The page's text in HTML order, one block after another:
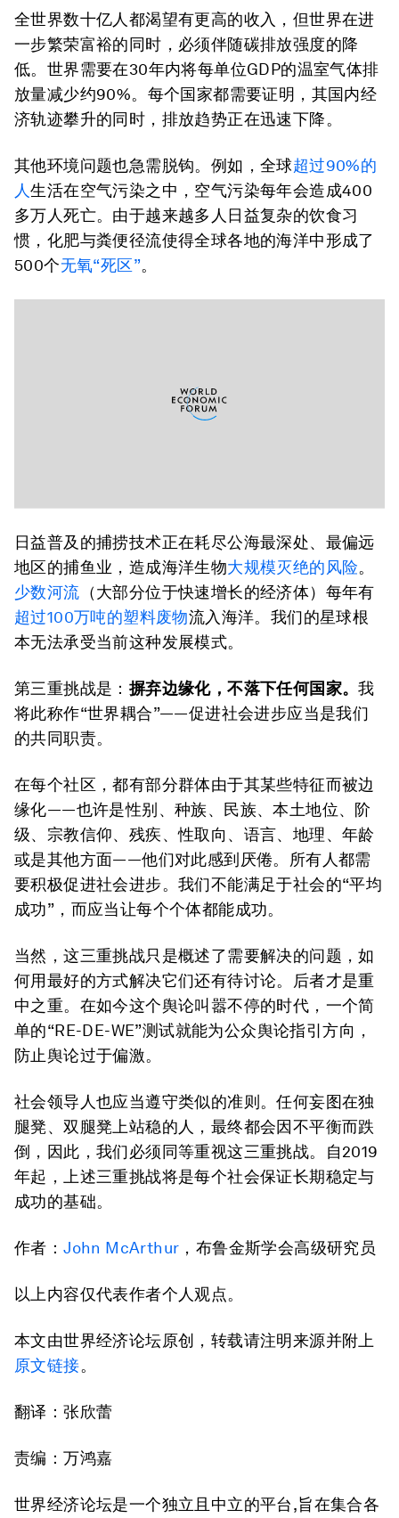
全世界数十亿人都渴望有更高的收入，但世界在进
一步繁荣富裕的同时，必须伴随碳排放强度的降
低。世界需要在30年内将每单位GDP的温室气体排
放量减少约90%。每个国家都需要证明，其国内经
济轨迹攀升的同时，排放趋势正在迅速下降。
其他环境问题也急需脱钩。例如，全球超过90%的
人生活在空气污染之中，空气污染每年会造成400
多万人死亡。由于越来越多人日益复杂的饮食习
惯，化肥与粪便径流使得全球各地的海洋中形成了
500个无氧“死区”。
日益普及的捕捞技术正在耗尽公海最深处、最偏远
地区的捕鱼业，造成海洋生物大规模灭绝的风险。
少数河流 （大部分位于快速增长的经济体）每年有
超过100万吨的塑料废物流入海洋。我们的星球根
本无法承受当前这种发展模式。
第三重挑战是： 摒弃边缘化，不落下任何国家。我
将此称作“世界耦合”——促进社会进步应当是我们
的共同职责。
在每个社区，都有部分群体由于其某些特征而被边
缘化——也许是性别、种族、民族、本土地位、阶
级、宗教信仰、残疾、性取向、语言、地理、年龄
或是其他方面——他们对此感到厌倦。所有人都需
要积极促进社会进步。我们不能满足于社会的“平均
成功”，而应当让每个个体都能成功。
当然，这三重挑战只是概述了需要解决的问题，如
何用最好的方式解决它们还有待讨论。后者才是重
中之重。在如今这个舆论叫嚣不停的时代，一个简
单的“RE-DE-WE”测试就能为公众舆论指引方向，
防止舆论过于偏激。
社会领导人也应当遵守类似的准则。任何妄图在独
腿凳、双腿凳上站稳的人，最终都会因不平衡而跌
倒，因此，我们必须同等重视这三重挑战。自2019
年起，上述三重挑战将是每个社会保证长期稳定与
成功的基础。
作者：John McArthur ，布鲁金斯学会高级研究员
以上内容仅代表作者个人观点。
本文由世界经济论坛原创，转载请注明来源并附上
原文链接。
翻译：张欣蕾
责编：万鸿嘉
世界经济论坛是一个独立且中立的平台,旨在集合各